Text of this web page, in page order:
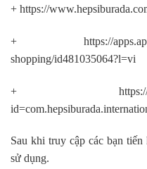
+ https://
+ https://
shopping/id481035064?l=vi
+ https://
Sau khi truy cập các bạn
sử dụng.